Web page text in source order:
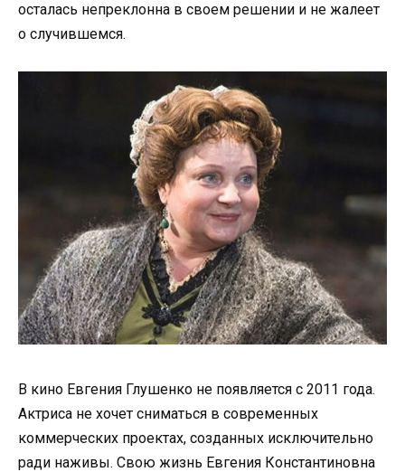
осталась непреклонна в своем решении и не жалеет
о случившемся.
В кино Евгения Глушенко не появляется с 2011 года.
Актриса не хочет сниматься в современных
коммерческих проектах, созданных исключительно
ради наживы. Свою жизнь Евгения Константиновна